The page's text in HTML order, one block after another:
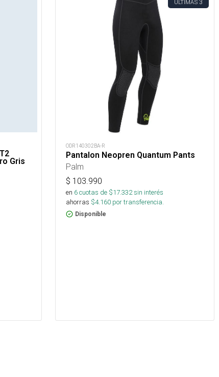
Gris
ÚLTIMAS 3
ODR140302BA-R
Pantalon Neopren Quantum Pants
Palm
$ 103.990
en 6cuotas de $17.332sin interés
ahorras $4.160 por transferencia.
Disponible